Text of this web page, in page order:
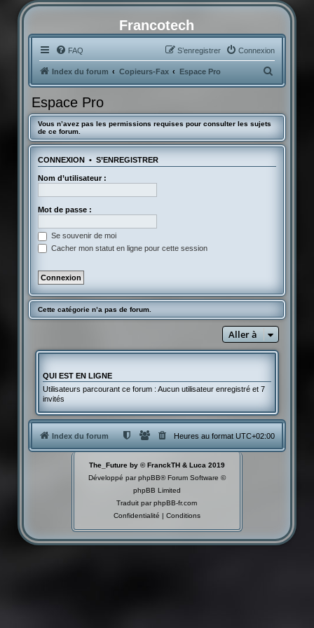
Francotech
FAQ Connexion
S’enregistrer
Index du forum Copieurs-Fax Espace Pro
e
h
e
Espace Pro
Vous n’avez pas les permissions requises pour consulter les sujets
de ce forum.
CONNEXION• S’ENREGISTRER
Nom d’utilisateur :
Mot de passe :
Se souvenir de moi
Cacher mon statut en ligne pour cette session
Cette catégorie n’a pas de forum.
Aller à
QUI EST EN LIGNE
Utilisateurs parcourant ce forum : Aucun utilisateur enregistré et 7
invités
Index du forum Heures au formatUTC+02:00
The_Future by © FranckTH & Luca 2019
Développé parphpBB® Forum Software ©
phpBB Limited
Traduit parphpBB-fr.com
Confidentialité | Conditions